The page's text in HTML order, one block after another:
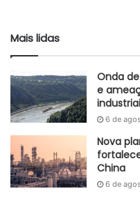
presidente e CEO da
Nobian (Amersfoort,
cloro-álcali e
cerca de 1.800 pessoas,
Alemanha e Dinamarca.
“Continuaremos sendo
que expandimos nossos
Nobian, começando com
Mais lidas
Onda
e
6 de
Nova
China
6 de